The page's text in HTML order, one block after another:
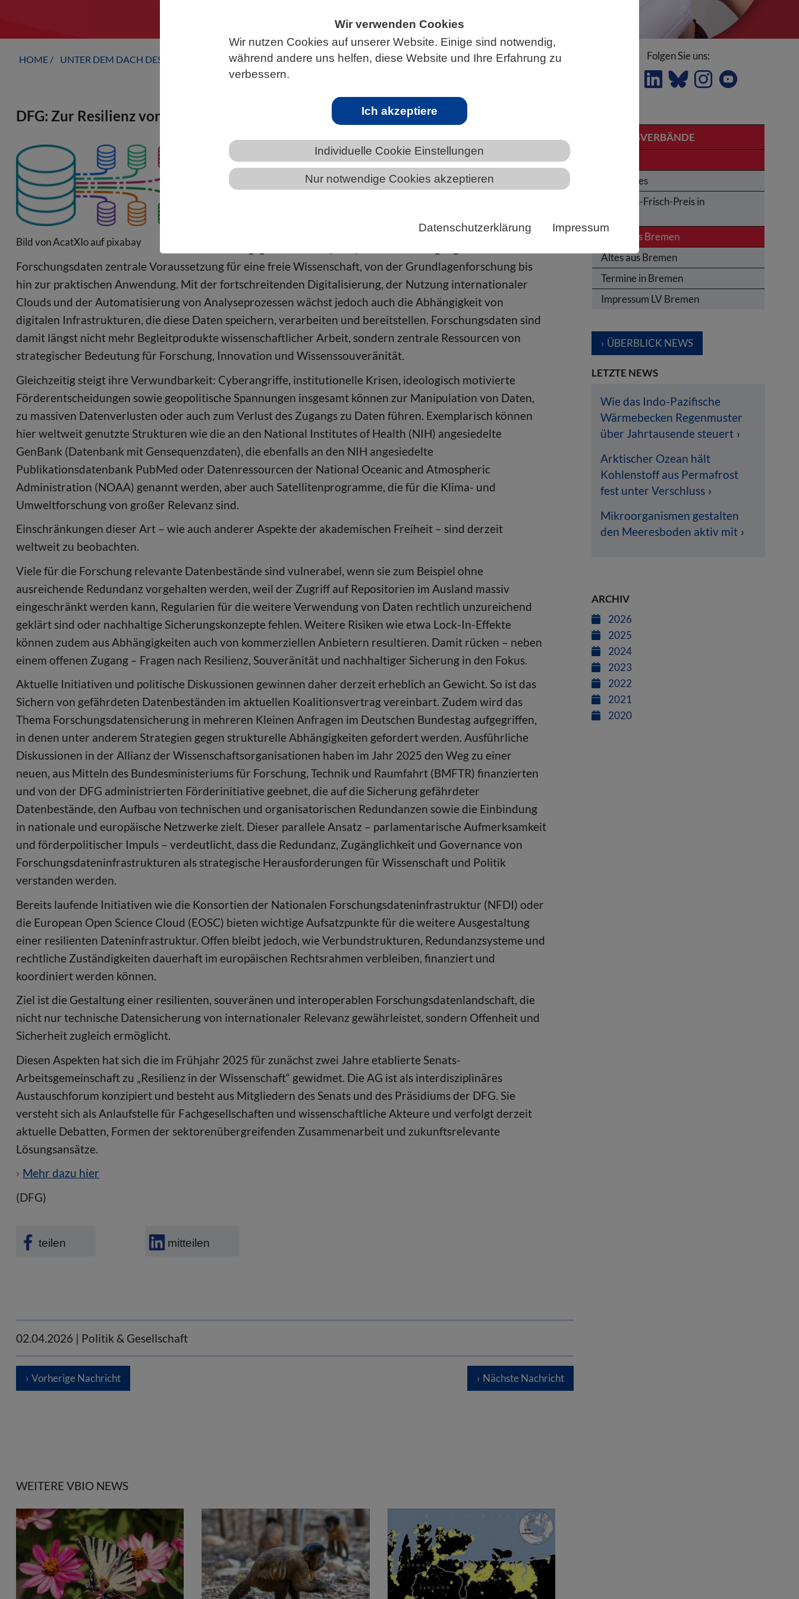
Wir verwenden Cookies
Wir nutzen Cookies auf unserer Website. Einige sind notwendig,
während andere uns helfen, diese Website und Ihre Erfahrung zu
verbessern.
Ich akzeptiere
Individuelle Cookie Einstellungen
Nur notwendige Cookies akzeptieren
Datenschutzerklärung Impressum
HOME UNTER DEM DACH DES VBIO LANDESVERBÄNDE BREMEN NEWS AUS BREMEN
DFG: Zur Resilienz von Forschungsdateninfrastrukturen
Bild von AcatXIo auf pixabay
Ad-hoc-AG des Senats der DFG beschreibt aktuelle Risiken und
formuliert Empfehlungen an Forscher/-innen, Fachgesellschaften
und Wissenschaftspolitik für gemeinsames Handeln
wissenschaftlichen Disziplinen. Aus Sicht der Deutschen
Forschungsdaten zentrale Voraussetzung für eine freie Wissenschaft, von der Grundlagenforschung bis
hin zur praktischen Anwendung. Mit der fortschreitenden Digitalisierung, der Nutzung internationaler
Clouds und der Automatisierung von Analyseprozessen wächst jedoch auch die Abhängigkeit von
digitalen Infrastrukturen, die diese Daten speichern, verarbeiten und bereitstellen. Forschungsdaten sind
damit längst nicht mehr Begleitprodukte wissenschaftlicher Arbeit, sondern zentrale Ressourcen von
strategischer Bedeutung für Forschung, Innovation und Wissenssouveränität.
Gleichzeitig steigt ihre Verwundbarkeit: Cyberangriffe, institutionelle Krisen, ideologisch motivierte
Förderentscheidungen sowie geopolitische Spannungen insgesamt können zur Manipulation von Daten,
zu massiven Datenverlusten oder auch zum Verlust des Zugangs zu Daten führen. Exemplarisch können
hier weltweit genutzte Strukturen wie die an den National Institutes of Health (NIH) angesiedelte
GenBank (Datenbank mit Gensequenzdaten), die ebenfalls an den NIH angesiedelte
Publikationsdatenbank PubMed oder Datenressourcen der National Oceanic and Atmospheric
Administration (NOAA) genannt werden, aber auch Satellitenprogramme, die für die Klima- und
Umweltforschung von großer Relevanz sind.
Einschränkungen dieser Art – wie auch anderer Aspekte der akademischen Freiheit – sind derzeit
weltweit zu beobachten.
Viele für die Forschung relevante Datenbestände sind vulnerabel, wenn sie zum Beispiel ohne
ausreichende Redundanz vorgehalten werden, weil der Zugriff auf Repositorien im Ausland massiv
eingeschränkt werden kann, Regularien für die weitere Verwendung von Daten rechtlich unzureichend
geklärt sind oder nachhaltige Sicherungskonzepte fehlen. Weitere Risiken wie etwa Lock-In-Effekte
können zudem aus Abhängigkeiten auch von kommerziellen Anbietern resultieren. Damit rücken – neben
einem offenen Zugang – Fragen nach Resilienz, Souveränität und nachhaltiger Sicherung in den Fokus.
Aktuelle Initiativen und politische Diskussionen gewinnen daher derzeit erheblich an Gewicht. So ist das
Sichern von gefährdeten Datenbeständen im aktuellen Koalitionsvertrag vereinbart. Zudem wird das
Thema Forschungsdatensicherung in mehreren Kleinen Anfragen im Deutschen Bundestag aufgegriffen,
in denen unter anderem Strategien gegen strukturelle Abhängigkeiten gefordert werden. Ausführliche
Diskussionen in der Allianz der Wissenschaftsorganisationen haben im Jahr 2025 den Weg zu einer
neuen, aus Mitteln des Bundesministeriums für Forschung, Technik und Raumfahrt (BMFTR) finanzierten
und von der DFG administrierten Förderinitiative geebnet, die auf die Sicherung gefährdeter
Datenbestände, den Aufbau von technischen und organisatorischen Redundanzen sowie die Einbindung
in nationale und europäische Netzwerke zielt. Dieser parallele Ansatz – parlamentarische Aufmerksamkeit
und förderpolitischer Impuls – verdeutlicht, dass die Redundanz, Zugänglichkeit und Governance von
Forschungsdateninfrastrukturen als strategische Herausforderungen für Wissenschaft und Politik
verstanden werden.
Bereits laufende Initiativen wie die Konsortien der Nationalen Forschungsdateninfrastruktur (NFDI) oder
die European Open Science Cloud (EOSC) bieten wichtige Aufsatzpunkte für die weitere Ausgestaltung
einer resilienten Dateninfrastruktur. Offen bleibt jedoch, wie Verbundstrukturen, Redundanzsysteme und
rechtliche Zuständigkeiten dauerhaft im europäischen Rechtsrahmen verbleiben, finanziert und
koordiniert werden können.
Ziel ist die Gestaltung einer resilienten, souveränen und interoperablen Forschungsdatenlandschaft, die
nicht nur technische Datensicherung von internationaler Relevanz gewährleistet, sondern Offenheit und
Sicherheit zugleich ermöglicht.
Diesen Aspekten hat sich die im Frühjahr 2025 für zunächst zwei Jahre etablierte Senats-
Arbeitsgemeinschaft zu „Resilienz in der Wissenschaft“ gewidmet. Die AG ist als interdisziplinäres
Austauschforum konzipiert und besteht aus Mitgliedern des Senats und des Präsidiums der DFG. Sie
versteht sich als Anlaufstelle für Fachgesellschaften und wissenschaftliche Akteure und verfolgt derzeit
aktuelle Debatten, Formen der sektorenübergreifenden Zusammenarbeit und zukunftsrelevante
Lösungsansätze.
Mehr dazu hier
(DFG)
teilen mitteilen
02.04.2026 | Politik & Gesellschaft
Vorherige Nachricht Nächste Nachricht
WEITERE VBIO NEWS
Folgen Sie uns:
LANDESVERBÄNDE
Obituaries
Karl-von-Frisch-Preis in
News aus Bremen
Altes aus Bremen
Termine in Bremen
Impressum LV Bremen
ÜBERBLICK NEWS
LETZTE NEWS
Wie das Indo-Pazifische
Wärmebecken Regenmuster
über Jahrtausende steuert
Arktischer Ozean hält
Kohlenstoff aus Permafrost
fest unter Verschluss
Mikroorganismen gestalten
den Meeresboden aktiv mit
ARCHIV
2026
2025
2024
2023
2022
2021
2020